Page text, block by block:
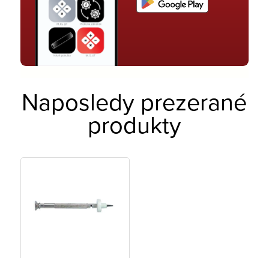
Naposledy prezerané
produkty